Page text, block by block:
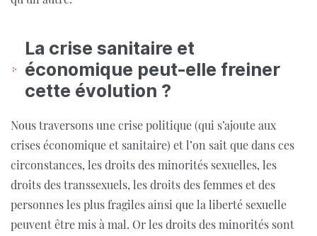
La crise sanitaire et
économique peut-elle freiner
cette évolution ?
Nous traversons une crise politique (qui s’ajoute aux
crises économique et sanitaire) et l’on sait que dans ces
circonstances, les droits des minorités sexuelles, les
droits des transsexuels, les droits des femmes et des
personnes les plus fragiles ainsi que la liberté sexuelle
peuvent être mis à mal. Or les droits des minorités sont